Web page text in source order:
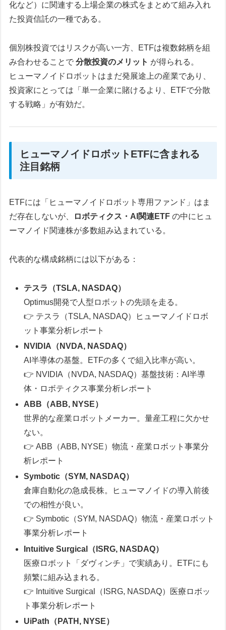
化など）に関連する上場企業の株式をまとめて組み入れ
た投資信託の一種である。
個別株投資ではリスクが高い一方、ETFは複数銘柄を組
み合わせることで分散投資のメリット が得られる。
ヒューマノイドロボットはまだ発展途上の産業であり、
投資家にとっては「単一企業に賭けるより、ETFで分散
する戦略」が有効だ。
ヒューマノイドロボットETFに含まれる
注目銘柄
ETFには「ヒューマノイドロボット専用ファンド」はま
だ存在しないが、
ロボティクス・AI関連ETF の中にヒュ
ーマノイド関連株が多数組み込まれている。
代表的な構成銘柄には以下がある：
テスラ（TSLA, NASDAQ）
Optimus開発で人型ロボットの先頭を走る。
👉 テスラ（TSLA, NASDAQ）ヒューマノイドロボ
ット事業分析レポート
NVIDIA（NVDA, NASDAQ）
AI半導体の基盤。ETFの多くで組入比率が高い。
👉 NVIDIA（NVDA, NASDAQ）基盤技術：AI半導
体・ロボティクス事業分析レポート
ABB（ABB, NYSE）
世界的な産業ロボットメーカー。量産工程に欠かせ
ない。
👉 ABB（ABB, NYSE）物流・産業ロボット事業分
析レポート
Symbotic（SYM, NASDAQ）
倉庫自動化の急成長株。ヒューマノイドの導入前後
での相性が良い。
👉 Symbotic（SYM, NASDAQ）物流・産業ロボット
事業分析レポート
Intuitive Surgical（ISRG, NASDAQ）
医療ロボット「ダヴィンチ」で実績あり。ETFにも
頻繁に組み込まれる。
👉 Intuitive Surgical（ISRG, NASDAQ）医療ロボッ
ト事業分析レポート
UiPath（PATH, NYSE）